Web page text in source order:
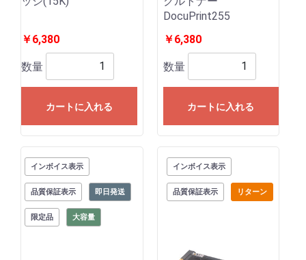
￥6,380
数量
カートに入れる
DocuPrint255
￥6,380
数量
カートに入れる
インボイス表示
品質保証表示 即日発送
限定品 大容量
インボイス表示
品質保証表示 リターン